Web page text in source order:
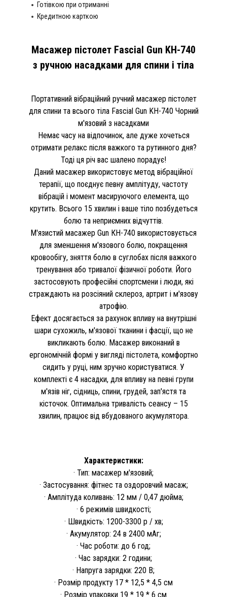
Готівкою при отриманні
Кредитною карткою
Масажер пістолет Fascial Gun KH-740
з ручною насадками для спини і тіла
Портативний вібраційний ручний масажер пістолет
для спини та всього тіла Fascial Gun KH-740 Чорний
м'язовий з насадками
Немає часу на відпочинок, але дуже хочеться
отримати релакс після важкого та рутинного дня?
Тоді ця річ вас шалено порадує!
Даний масажер використовує метод вібраційної
терапії, що поєднує певну амплітуду, частоту
вібрацій і момент масируючого елемента, що
крутить. Всього 15 хвилин і ваше тіло позбудеться
болю та неприємних відчуттів.
М'язистий масажер Gun КН-740 використовується
для зменшення м'язового болю, покращення
кровообігу, зняття болю в суглобах після важкого
тренування або тривалої фізичної роботи. Його
застосовують професійні спортсмени і люди, які
страждають на розсіяний склероз, артрит і м'язову
атрофію.
Ефект досягається за рахунок впливу на внутрішні
шари сухожиль, м'язової тканини і фасції, що не
викликають болю. Масажер виконаний в
ергономічній формі у вигляді пістолета, комфортно
сидить у руці, ним зручно користуватися. У
комплекті є 4 насадки, для впливу на певні групи
м'язів ніг, сідниць, спини, грудей, зап'ястя та
кісточок. Оптимальна тривалість сеансу – 15
хвилин, працює від вбудованого акумулятора.
Характеристики:
· Тип: масажер м'язовий;
· Застосування: фітнес та оздоровчий масаж;
· Амплітуда коливань: 12 мм / 0,47 дюйма;
· 6 режимів швидкості;
· Швидкість: 1200-3300 р / хв;
· Акумулятор: 24 в 2400 мАг;
· Час роботи: до 6 год;
· Час зарядки: 2 години;
· Напруга зарядки: 220 В;
· Розмір продукту 17 * 12,5 * 4,5 см
· Розмір упаковки 19 * 19 * 6 см